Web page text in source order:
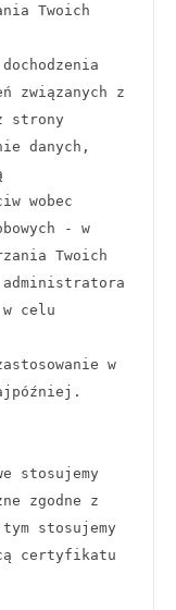
Twoich
związanych z
strony
danych,
wobec
- w
Twoich
administratora
celu
w
stosujemy
zgodne z
stosujemy
certyfikatu